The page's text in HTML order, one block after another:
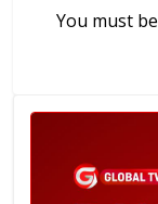
You must be